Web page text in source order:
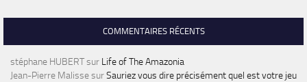
COMMENTAIRES RÉCENTS
stéphane HUBERTsur Life of The Amazonia
Jean-Pierre MalissesurSauriez vous dire précisément quel est votre jeu